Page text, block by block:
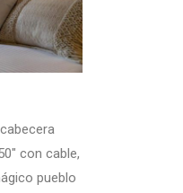
con cable,
pueblo